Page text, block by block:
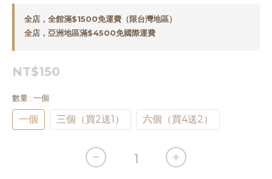
全店，全館滿$1500免運費（限台灣地區）
全店，亞洲地區滿$4500免國際運費
NT$150
數量 : 一個
一個 三個（買2送1） 六個（買4送2）